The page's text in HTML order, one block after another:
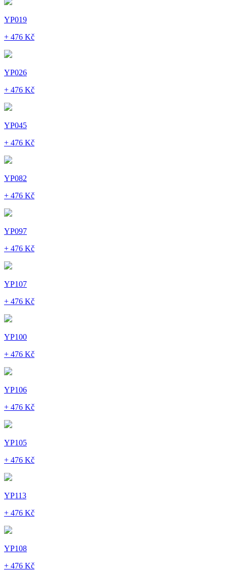
YP019
+ 476 Kč
YP026
+ 476 Kč
YP045
+ 476 Kč
YP082
+ 476 Kč
YP097
+ 476 Kč
YP107
+ 476 Kč
YP100
+ 476 Kč
YP106
+ 476 Kč
YP105
+ 476 Kč
YP113
+ 476 Kč
YP108
+ 476 Kč